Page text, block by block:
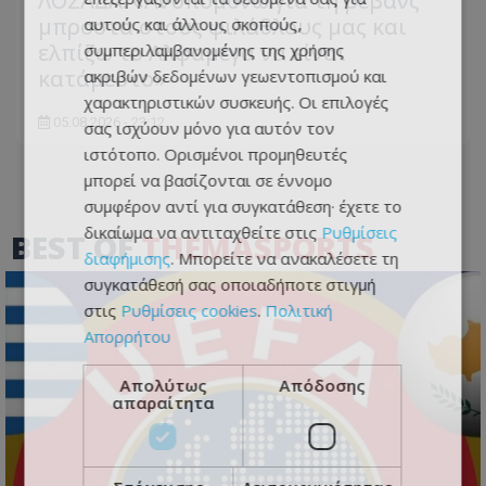
μπροστά στους φιλάθλους μας και
ελπίζω το Αλφαμέγα να είναι
κατάμεστο»
05.08.2026 - 23:12
BEST OFTHEMASPORTS
αυτούς και άλλους σκοπούς,
συμπεριλαμβανομένης της χρήσης
ακριβών δεδομένων γεωεντοπισμού και
χαρακτηριστικών συσκευής. Οι επιλογές
σας ισχύουν μόνο για αυτόν τον
ιστότοπο. Ορισμένοι προμηθευτές
μπορεί να βασίζονται σε έννομο
συμφέρον αντί για συγκατάθεση· έχετε το
δικαίωμα να αντιταχθείτε στις Ρυθμίσεις
διαφήμισης. Μπορείτε να ανακαλέσετε τη
συγκατάθεσή σας οποιαδήποτε στιγμή
στις Ρυθμίσεις cookies. Πολιτική
Απορρήτου
Απολύτως
απαραίτητα
Απόδοσης